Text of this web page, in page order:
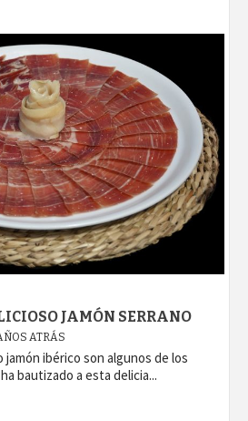
JAMÓN SERRANO
ATRÁS
jamón ibérico son algunos de los
bautizado a esta delicia...